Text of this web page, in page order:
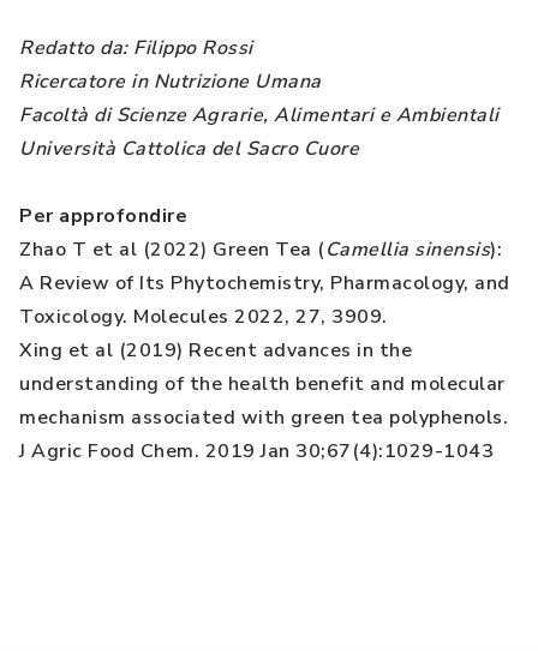
Redatto da: Filippo Rossi
Ricercatore in Nutrizione Umana
Facoltà di Scienze Agrarie, Alimentari e Ambientali
Università Cattolica del Sacro Cuore
Per approfondire
Zhao T et al (2022) Green Tea (Camellia sinensis):
A Review of Its Phytochemistry, Pharmacology, and
Toxicology. Molecules 2022, 27, 3909.
Xing et al (2019) Recent advances in the
understanding of the health benefit and molecular
mechanism associated with green tea polyphenols.
J Agric Food Chem. 2019 Jan 30;67(4):1029-1043